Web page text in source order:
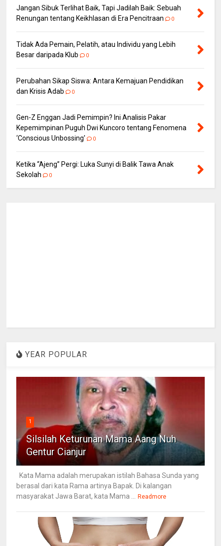
Jangan Sibuk Terlihat Baik, Tapi Jadilah Baik: Sebuah
Renungan tentang Keikhlasan di Era Pencitraan
0
Tidak Ada Pemain, Pelatih, atau Individu yang Lebih
Besar daripada Klub
0
Perubahan Sikap Siswa: Antara Kemajuan Pendidikan
dan Krisis Adab
0
Gen-Z Enggan Jadi Pemimpin? Ini Analisis Pakar
Kepemimpinan Puguh Dwi Kuncoro tentang Fenomena
‘Conscious Unbossing'
0
Ketika “Ajeng” Pergi: Luka Sunyi di Balik Tawa Anak
Sekolah
0
YEAR POPULAR
1
Silsilah Keturunan Mama Aang Nuh
Gentur Cianjur
Kata Mama adalah merupakan istilah Bahasa Sunda yang
berasal dari kata Rama artinya Bapak. Di kalangan
masyarakat Jawa Barat, kata Mama ...
Readmore